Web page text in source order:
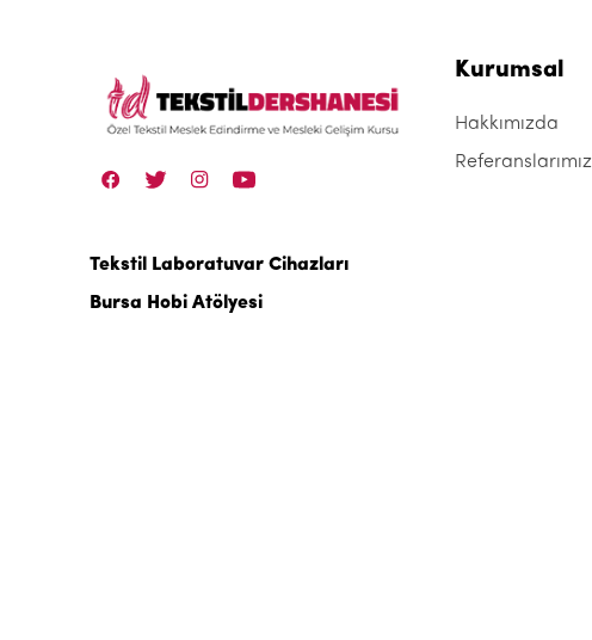
Tekstil Laboratuvar Cihazları
Bursa Hobi Atölyesi
Kurumsal
Hakkımızda
Referanslarımız